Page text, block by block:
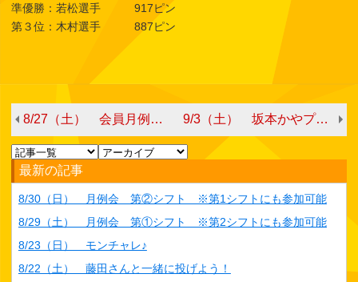
準優勝：若松選手 917ピン
第３位：木村選手 887ピン
8/27（土） 会員月例会 第①シフト ※日曜日の月例会にも参加可能 9/3（土） 坂本かやプロチャレンジ
最新の記事
8/30（日） 月例会 第②シフト ※第1シフトにも参加可能
8/29（土） 月例会 第①シフト ※第2シフトにも参加可能
8/23（日） モンチャレ♪
8/22（土） 藤田さんと一緒に投げよう！